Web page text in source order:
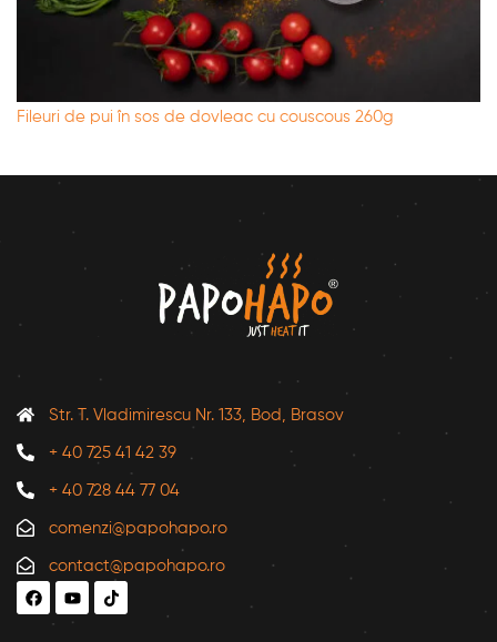
Fileuri de pui în sos de dovleac cu couscous 260g
Str. T. Vladimirescu Nr. 133, Bod, Brasov
+ 40 725 41 42 39
+ 40 728 44 77 04
comenzi@papohapo.ro
contact@papohapo.ro